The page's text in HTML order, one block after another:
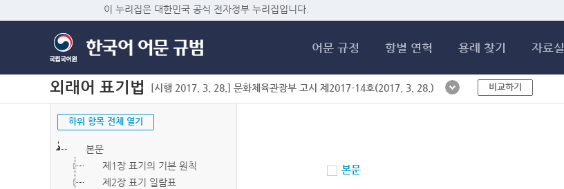
이 누리집은 대한민국 공식 전자정부 누리집입니다.
어문 규정 항별 연혁 용례 찾기 자료실
외래어 표기법 [시행 2017. 3. 28.] 문화체육관광부 고시 제2017-14호(2017. 3. 28.) 비교하기
하위 항목 전체 열기
본문
제1장 표기의 기본 원칙
제2장 표기 일람표
본문